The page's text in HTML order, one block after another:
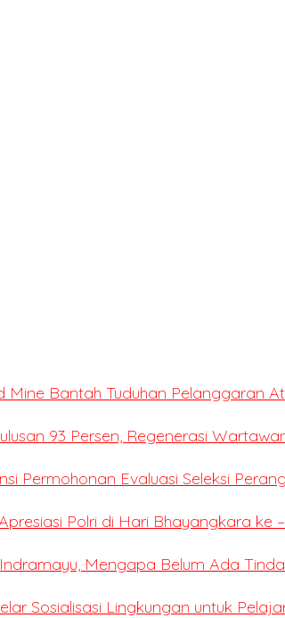
Mine Bantah Tuduhan Pelanggaran
93 Persen, Regenerasi
Permohonan Evaluasi Seleksi
Polri di Hari Bhayangkara ke
Mengapa Belum Ada
Sosialisasi Lingkungan untuk